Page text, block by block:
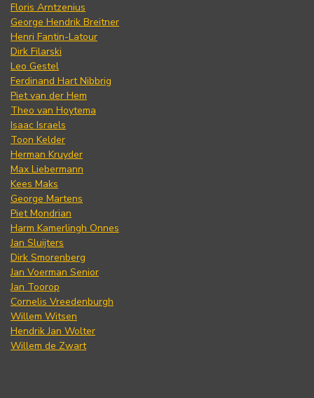
Floris Arntzenius
George Hendrik Breitner
Henri Fantin-Latour
Dirk Filarski
Leo Gestel
Ferdinand Hart Nibbrig
Piet van der Hem
Theo van Hoytema
Isaac Israels
Toon Kelder
Herman Kruyder
Max Liebermann
Kees Maks
George Martens
Piet Mondrian
Harm Kamerlingh Onnes
Jan Sluijters
Dirk Smorenberg
Jan Voerman Senior
Jan Toorop
Cornelis Vreedenburgh
Willem Witsen
Hendrik Jan Wolter
Willem de Zwart